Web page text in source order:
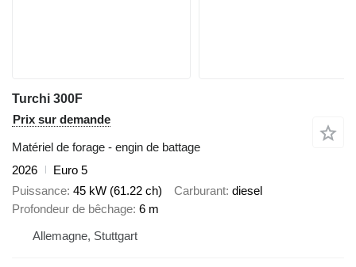
Turchi 300F
Prix sur demande
Matériel de forage - engin de battage
2026
Euro 5
Puissance 45 kW (61.22 ch) Carburant diesel
Profondeur de bêchage 6 m
Allemagne, Stuttgart